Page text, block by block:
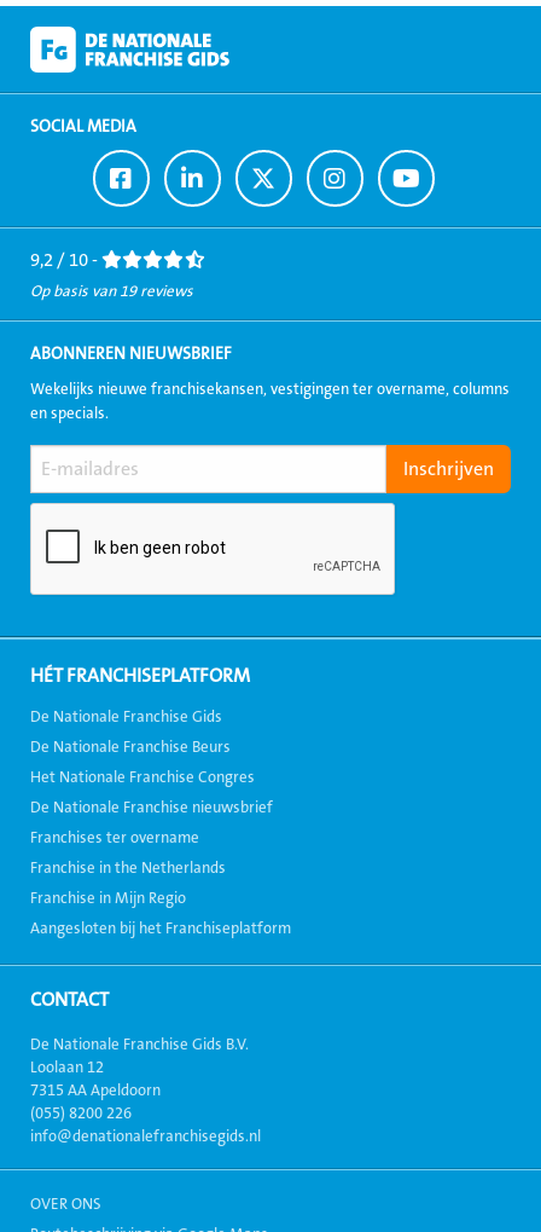
SOCIAL MEDIA
Ga
naar
Facebook
Ga
naar
LinkedIn
Ga
naar
Twitter
Ga
naar
Instagram
Ga
naar
Youtube
9,2 / 10 -
Op basis van 19 reviews
ABONNEREN NIEUWSBRIEF
Wekelijks nieuwe franchisekansen, vestigingen ter overname, columns
en specials.
HÉT FRANCHISEPLATFORM
De Nationale Franchise Gids
De Nationale Franchise Beurs
Het Nationale Franchise Congres
De Nationale Franchise nieuwsbrief
Franchises ter overname
Franchise in the Netherlands
Franchise in Mijn Regio
Aangesloten bij het Franchiseplatform
CONTACT
De Nationale Franchise Gids B.V.
Loolaan 12
7315 AA Apeldoorn
(055) 8200 226
info@denationalefranchisegids.nl
OVER ONS